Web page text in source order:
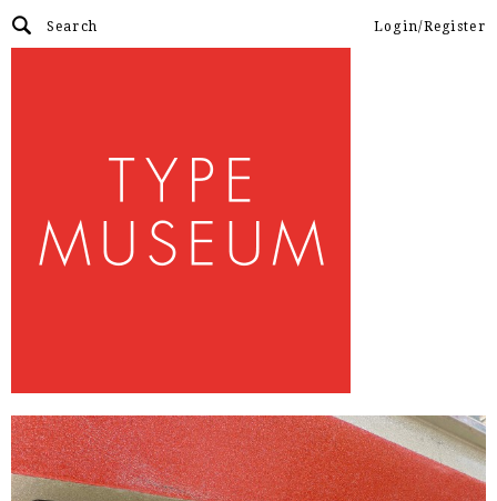
Login/Register